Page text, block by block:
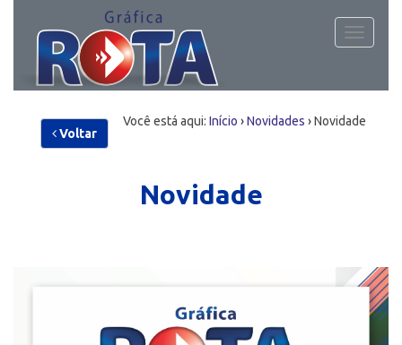
Toggle
Você está aqui: Início ›Novidades ›Novidade
Voltar
Novidade